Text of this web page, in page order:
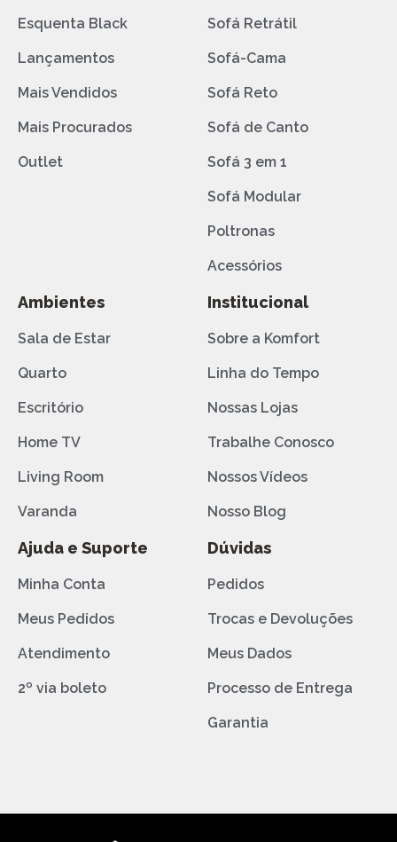
Esquenta Black
Lançamentos
Mais Vendidos
Mais Procurados
Outlet
Sofá Retrátil
Sofá-Cama
Sofá Reto
Sofá de Canto
Sofá 3 em 1
Sofá Modular
Poltronas
Acessórios
Ambientes
Sala de Estar
Quarto
Escritório
Home TV
Living Room
Varanda
Institucional
Sobre a Komfort
Linha do Tempo
Nossas Lojas
Trabalhe Conosco
Nossos Vídeos
Nosso Blog
Ajuda e Suporte
Minha Conta
Meus Pedidos
Atendimento
2º via boleto
Dúvidas
Pedidos
Trocas e Devoluções
Meus Dados
Processo de Entrega
Garantia